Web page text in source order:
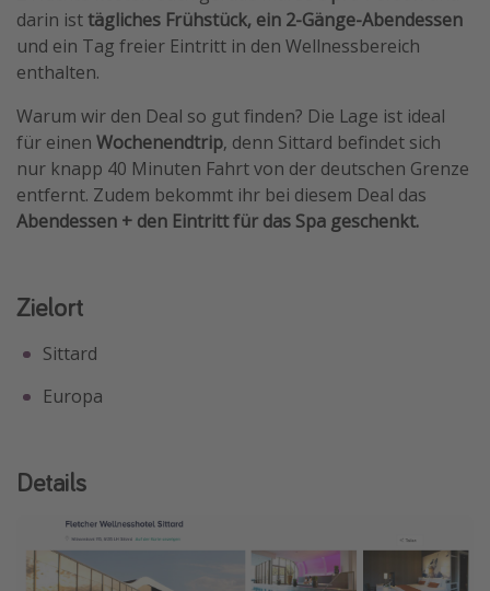
Reise Journal
Familienurlaub in der Türkei
Bahnreisen in der Schweiz
Reisepassfreie Reiseziele
Travel Know How
Silvesterreisen
Last Minute Urlaub Deutschland
darin isttägliches Frühstück, ein 2-Gänge-Abendessen
und ein Tag freier Eintritt in den Wellnessbereich
enthalten.
Warum wir den Deal so gut finden? Die Lage ist ideal
für einen Wochenendtrip, denn Sittard befindet sich
nur knapp 40 Minuten Fahrt von der deutschen Grenze
entfernt. Zudem bekommt ihr bei diesem Deal das
Abendessen + den Eintritt für das Spa geschenkt.
Zielort
Sittard
Europa
Details